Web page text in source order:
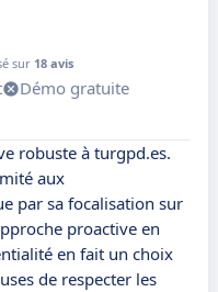
sur 18 avis
Démo gratuite
robuste à turgpd.es.
aux
par sa focalisation sur
proactive en
en fait un choix
de respecter les